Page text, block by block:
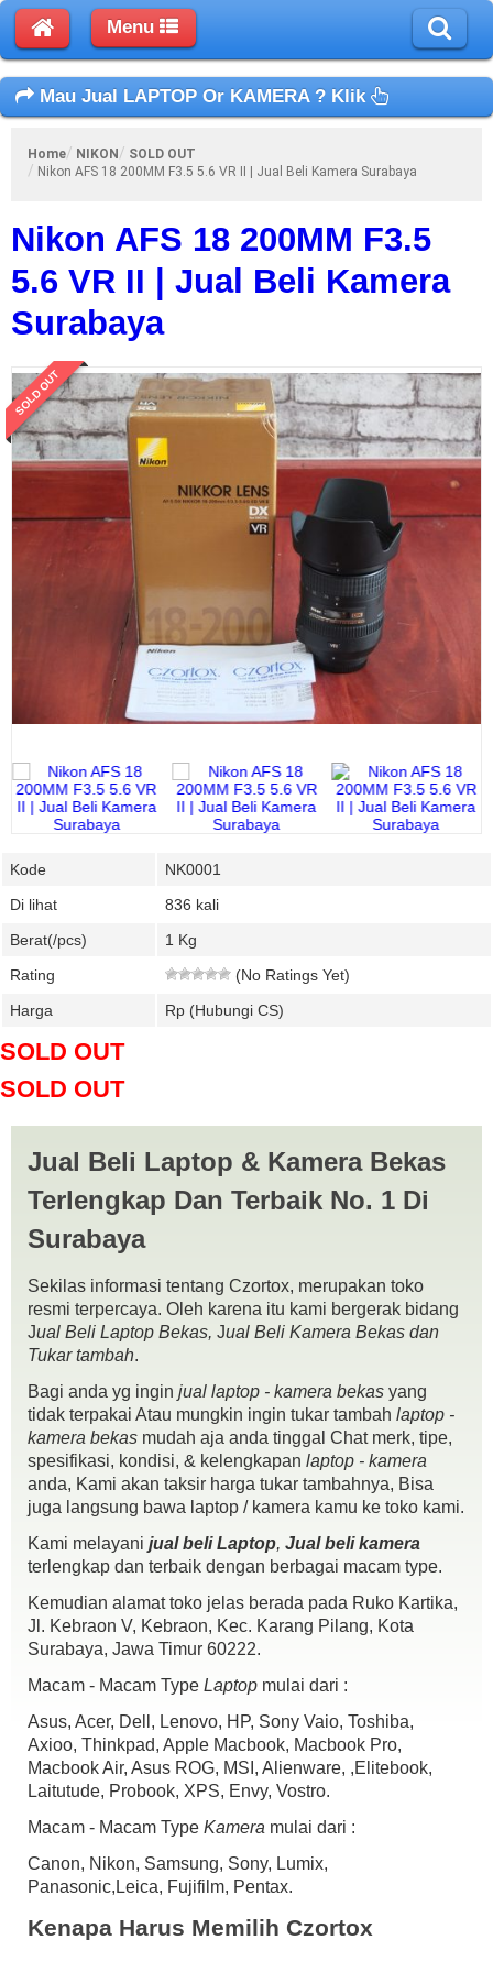
Menu
Mau Jual LAPTOP Or KAMERA ? Klik
Home NIKON
SOLD OUT
Nikon AFS 18 200MM F3.5 5.6 VR II | Jual Beli Kamera Surabaya
Nikon AFS 18 200MM F3.5
5.6 VR II | Jual Beli Kamera
Surabaya
SOLD OUT
Kode
NK0001
Di lihat
836 kali
Berat(/pcs)
1 Kg
Rating
(No Ratings Yet)
Harga
Rp (Hubungi CS)
SOLD OUT
SOLD OUT
Lensa Nikon AFS 18 200MM F3.5 5.6 VR II
Kondisi :
fisik mulus 95% masih ngedof banget ( jarang di pake)
ada tulisan yg kabur di bagian tengah ( cek foto )
mesin normal semua.,
No Mellar & No Jamur
Kelengkapan :
tutup depan & belakang + HOOD
Doosbook
yang g da jangan di tanya,.,.,!!!
Harga Alhamdulillah SOLDSiapa cepat dy dapat,.,
IG : czortox
COD Kebraon Indah Asri Perum Ramada No 26 ( Samping SMP
Neegri 24 ) Surabaya
tags:beli laptop,belikamera,Canon,czortox.com,dslr,fujifilm,jual beli
jual beli Kamera madura, jual beli Kamera mojokerto ,jual beli kamera
murah surabaya, jual beli Kamera pasuruan,jual beli Kamera sidoarjo,
bekas mojokerto ,jual Kamera bekas pasuruan, jual Kamera bekas
jual Kamera bekas surabaya
krian ,jual Kamera madura
jual Kamera sidoarjo
Panasonic
,Pentax Samsung Sony, terima Kamera gresik
terima Kamera
krian,terima Kamera mojokerto ,terima Kamera pasuruan,terima Kamera
sidoarjo ,terima Kamera surabaya.
Jual Beli Laptop & Kamera Bekas
Terlengkap Dan Terbaik No. 1 Di
Surabaya
Sekilas informasi tentang Czortox, merupakan toko
resmi terpercaya. Oleh karena itu kami bergerak bidang
Jual Beli Laptop Bekas, Jual Beli Kamera Bekas dan
Tukar tambah.
Bagi anda yg ingin jual laptop - kamera bekas yang
tidak terpakai Atau mungkin ingin tukar tambah laptop -
kamera bekas mudah aja anda tinggal Chat merk, tipe,
spesifikasi, kondisi, & kelengkapan laptop - kamera
anda, Kami akan taksir harga tukar tambahnya, Bisa
juga langsung bawa laptop / kamera kamu ke toko kami.
Kami melayani jual beli Laptop, Jual beli kamera
terlengkap dan terbaik dengan berbagai macam type.
Kemudian alamat toko jelas berada pada Ruko Kartika,
Jl. Kebraon V, Kebraon, Kec. Karang Pilang, Kota
Surabaya, Jawa Timur 60222.
Macam - Macam Type Laptop mulai dari :
Asus, Acer, Dell, Lenovo, HP, Sony Vaio, Toshiba,
Axioo, Thinkpad, Apple Macbook, Macbook Pro,
Macbook Air, Asus ROG, MSI, Alienware, ,Elitebook,
Laitutude, Probook, XPS, Envy, Vostro.
Macam - Macam Type Kamera mulai dari :
Canon, Nikon, Samsung, Sony, Lumix,
Panasonic,Leica, Fujifilm, Pentax.
Kenapa Harus Memilih Czortox